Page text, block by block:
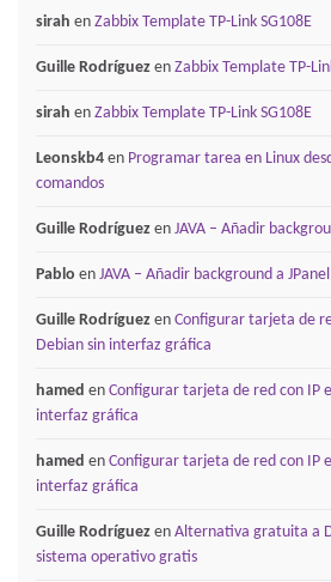
sirah en Zabbix Template TP-Link SG108E
Guille Rodríguez en Zabbix Template TP-
sirah en Zabbix Template TP-Link SG108E
Leonskb4 en Programar tarea en Linux
comandos
Guille Rodríguez en JAVA – Añadir
Pablo en JAVA – Añadir background a JPanel
Guille Rodríguez en Configurar tarjeta de
Debian sin interfaz gráfica
hamed en Configurar tarjeta de red con IP
interfaz gráfica
hamed en Configurar tarjeta de red con IP
interfaz gráfica
Guille Rodríguez en Alternativa gratuita a
sistema operativo gratis